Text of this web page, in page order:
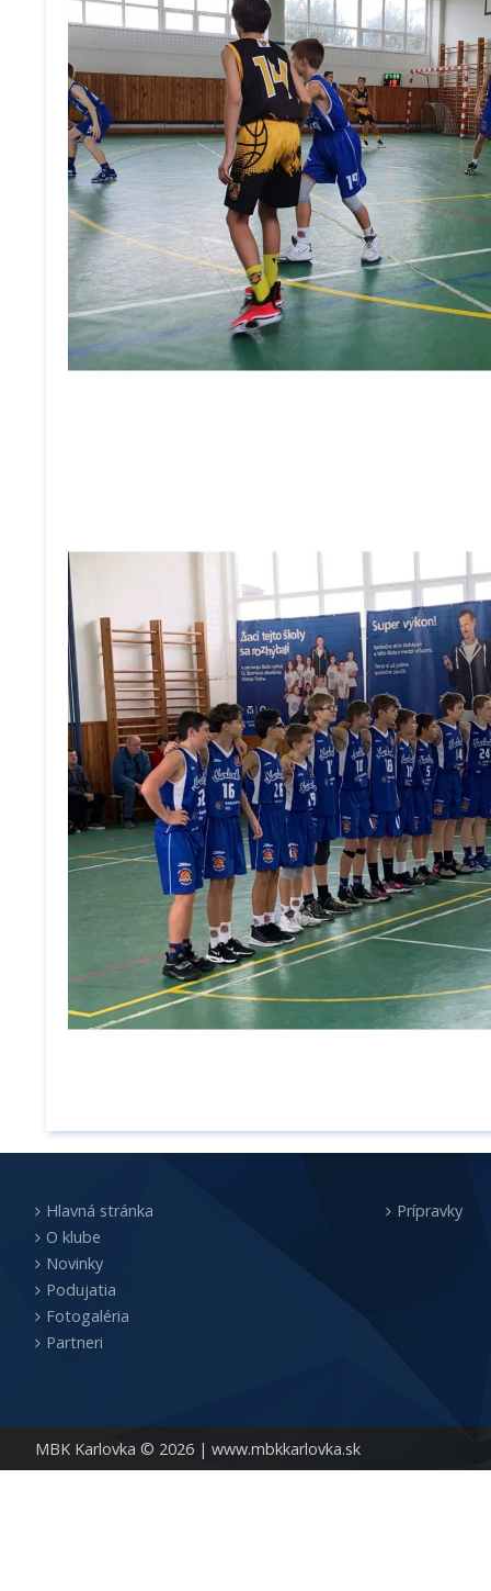
MBK Karlovka © 2026 | www.mbkkarlovka.sk
Hlavná stránka
O klube
Novinky
Podujatia
Fotogaléria
Partneri
Prípravky